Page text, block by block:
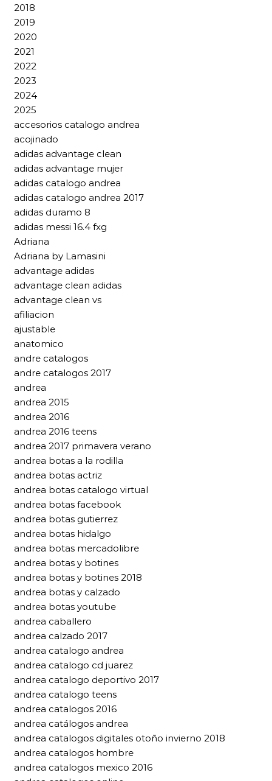
2018
2019
2020
2021
2022
2023
2024
2025
accesorios catalogo andrea
acojinado
adidas advantage clean
adidas advantage mujer
adidas catalogo andrea
adidas catalogo andrea 2017
adidas duramo 8
adidas messi 16.4 fxg
Adriana
Adriana by Lamasini
advantage adidas
advantage clean adidas
advantage clean vs
afiliacion
ajustable
anatomico
andre catalogos
andre catalogos 2017
andrea
andrea 2015
andrea 2016
andrea 2016 teens
andrea 2017 primavera verano
andrea botas a la rodilla
andrea botas actriz
andrea botas catalogo virtual
andrea botas facebook
andrea botas gutierrez
andrea botas hidalgo
andrea botas mercadolibre
andrea botas y botines
andrea botas y botines 2018
andrea botas y calzado
andrea botas youtube
andrea caballero
andrea calzado 2017
andrea catalogo andrea
andrea catalogo cd juarez
andrea catalogo deportivo 2017
andrea catalogo teens
andrea catalogos 2016
andrea catálogos andrea
andrea catalogos digitales otoño invierno 2018
andrea catalogos hombre
andrea catalogos mexico 2016